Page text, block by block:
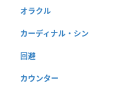
オラクル
カーディナル・シン
回避
カウンター